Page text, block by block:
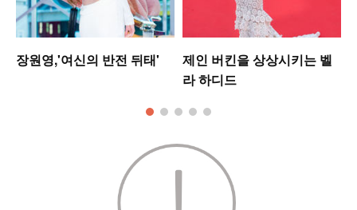
장원영,'여신의 반전 뒤태'
제인 버킨을 상상시키는 벨
라 하디드